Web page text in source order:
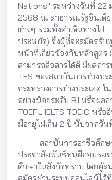
Nations" ระหว่างวันที่ 22
2568 ณ สาธารณรัฐอินเดีย
ต่างๆ รวมทั้งค่าเดินทางไป
ประหยัด) ซึ่งผู้ที่จะสมัครรับ
หน้าที่เกี่ยวข้องกับหลักสูตร
สามารถสื่อสารได้ดี มีผลกา
TES ของสถาบันการต่างปร
กระทรวงการต่างประเทศ
อย่างน้อยระดับ B1 หรือผล
TOEFL IELTS TOEIC หรื
มีอายุไม่เกิน 2 ปี นับจากวัน
สถาบันการอาชีวศึกษา
ประชาสัมพันธ์ทุนฝึกอบรมข
ศึกษาในสังกัดทราบ โดยผู้ส